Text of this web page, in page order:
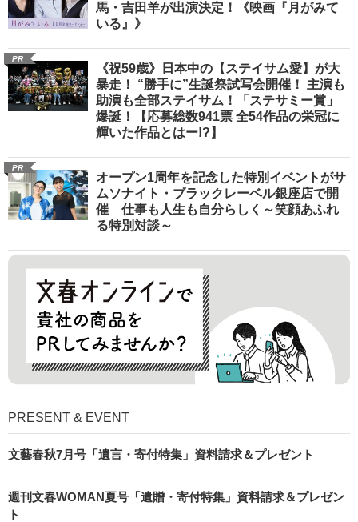
馬・吉田羊が出演決定！《映画『月がみて
いる』》
PR
《祝59歳》日本中の【ステイサム愛】が大
暴走！ “勝手に”生誕祭試写会開催！ 主演も
助演も全部ステイサム！「ステサミー賞」
爆誕！【応募総数941票 全54作品の栄冠に
輝いた作品とはー!?】
PR
オープン1周年を記念した特別イベントがサ
ムソナイト・ブラックレーベル銀座店で開
催 仕事も人生も自分らしく～笑顔あふれ
る特別対談～
PRESENT & EVENT
文藝春秋7月号「遺言・寄付特集」資料請求＆プレゼント
週刊文春WOMAN夏号「遺贈・寄付特集」資料請求＆プレゼン
ト